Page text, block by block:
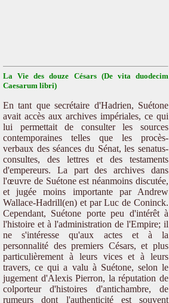
La Vie des douze Césars (De vita duodecim
Caesarum libri)
En tant que secrétaire d'Hadrien, Suétone
avait accès aux archives impériales, ce qui
lui permettait de consulter les sources
contemporaines telles que les procès-
verbaux des séances du Sénat, les senatus-
consultes, des lettres et des testaments
d'empereurs. La part des archives dans
l'œuvre de Suétone est néanmoins discutée,
et jugée moins importante par Andrew
Wallace-Hadrill(en) et par Luc de Coninck.
Cependant, Suétone porte peu d'intérêt à
l'histoire et à l'administration de l'Empire; il
ne s'intéresse qu'aux actes et à la
personnalité des premiers Césars, et plus
particulièrement à leurs vices et à leurs
travers, ce qui a valu à Suétone, selon le
jugement d'Alexis Pierron, la réputation de
colporteur d'histoires d'antichambre, de
rumeurs dont l'authenticité est souvent